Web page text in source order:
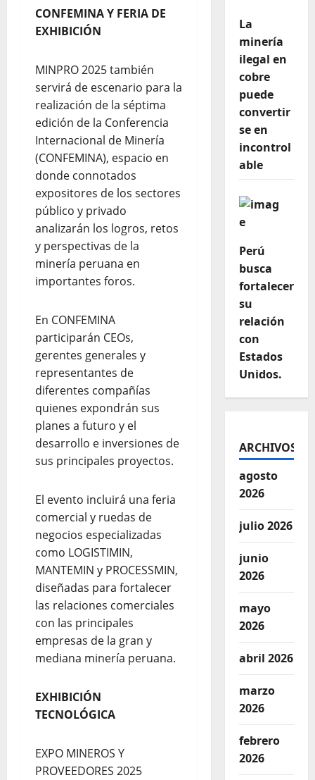
CONFEMINA Y FERIA DE
EXHIBICIÓN
MINPRO 2025 también
servirá de escenario para la
realización de la séptima
edición de la Conferencia
Internacional de Minería
(CONFEMINA), espacio en
donde connotados
expositores de los sectores
público y privado
analizarán los logros, retos
y perspectivas de la
minería peruana en
importantes foros.
En CONFEMINA
participarán CEOs,
gerentes generales y
representantes de
diferentes compañías
quienes expondrán sus
planes a futuro y el
desarrollo e inversiones de
sus principales proyectos.
El evento incluirá una feria
comercial y ruedas de
negocios especializadas
como LOGISTIMIN,
MANTEMIN y PROCESSMIN,
diseñadas para fortalecer
las relaciones comerciales
con las principales
empresas de la gran y
mediana minería peruana.
EXHIBICIÓN
TECNOLÓGICA
EXPO MINEROS Y
PROVEEDORES 2025
La
minería
ilegal en
cobre
puede
convertir
se en
incontrol
able
Perú
busca
fortalecer
su
relación
con
Estados
Unidos.
ARCHIVOS
agosto
2026
julio 2026
junio
2026
mayo
2026
abril 2026
marzo
2026
febrero
2026